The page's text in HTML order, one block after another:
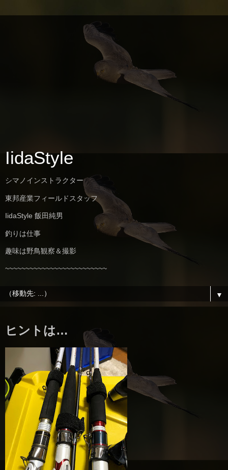
IidaStyle
シマノインストラクター
東邦産業フィールドスタッフ
IidaStyle 飯田純男
釣りは仕事
趣味は野鳥観察＆撮影
~~~~~~~~~~~~~~~~~~~~~~~~~
▼
ヒントは…